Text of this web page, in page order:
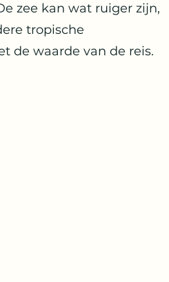
zee kan wat ruiger zijn,
tropische
de waarde van de reis.